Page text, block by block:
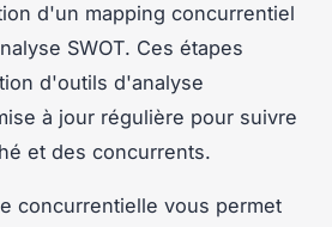
d'un mapping concurrentiel
SWOT. Ces étapes
d'outils d'analyse
à jour régulière pour suivre
et des concurrents.
concurrentielle vous permet